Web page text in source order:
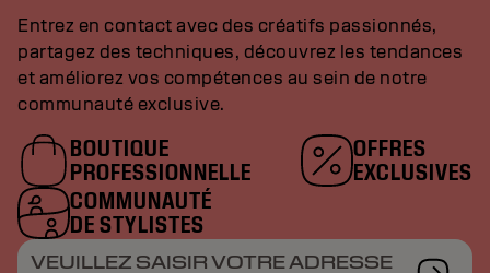
Entrez en contact avec des créatifs passionnés,
partagez des techniques, découvrez les tendances
et améliorez vos compétences au sein de notre
communauté exclusive.
BOUTIQUE
PROFESSIONNELLE
OFFRES
EXCLUSIVES
COMMUNAUTÉ
DE STYLISTES
VEUILLEZ SAISIR VOTRE ADRESSE